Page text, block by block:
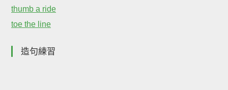
thumb a ride
toe the line
造句練習